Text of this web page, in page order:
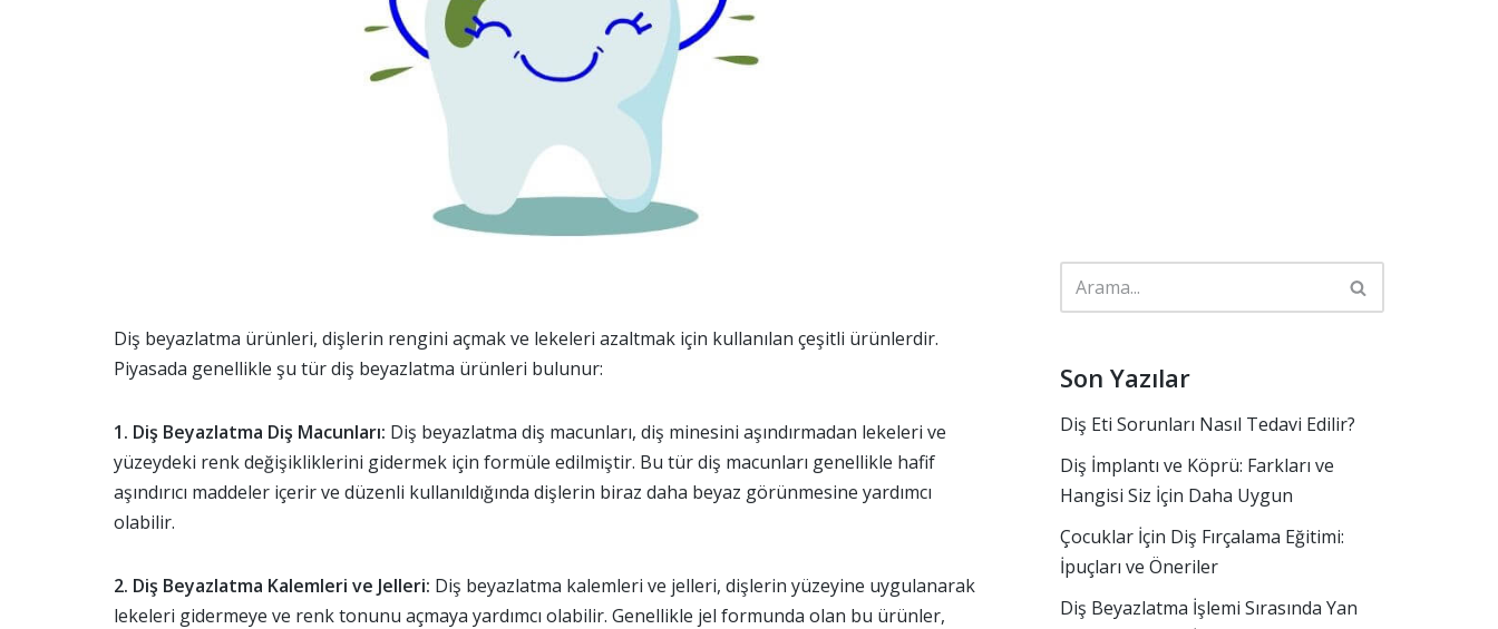
Diş beyazlatma ürünleri, dişlerin rengini açmak ve lekeleri azaltmak için kullanılan çeşitli ürünlerdir.
Piyasada genellikle şu tür diş beyazlatma ürünleri bulunur:
1. Diş Beyazlatma Diş Macunları: Diş beyazlatma diş macunları, diş minesini aşındırmadan lekeleri ve
yüzeydeki renk değişikliklerini gidermek için formüle edilmiştir. Bu tür diş macunları genellikle hafif
aşındırıcı maddeler içerir ve düzenli kullanıldığında dişlerin biraz daha beyaz görünmesine yardımcı
olabilir.
2. Diş Beyazlatma Kalemleri ve Jelleri: Diş beyazlatma kalemleri ve jelleri, dişlerin yüzeyine uygulanarak
lekeleri gidermeye ve renk tonunu açmaya yardımcı olabilir. Genellikle jel formunda olan bu ürünler,
Son Yazılar
Diş Eti Sorunları Nasıl Tedavi Edilir?
Diş İmplantı ve Köprü: Farkları ve
Hangisi Siz İçin Daha Uygun
Çocuklar İçin Diş Fırçalama Eğitimi:
İpuçları ve Öneriler
Diş Beyazlatma İşlemi Sırasında Yan